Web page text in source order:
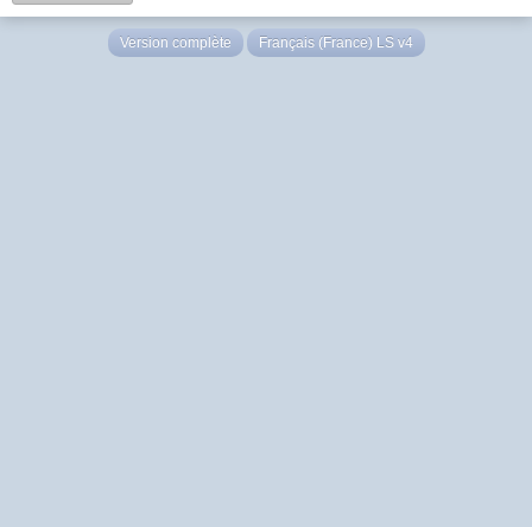
Version complète Français (France) LS v4